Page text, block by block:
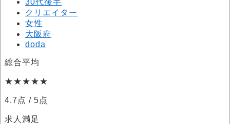
クリエイター
女性
大阪府
doda
総合平均
★★★★★
4.7点 / 5点
求人満足